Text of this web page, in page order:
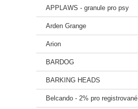
APPLAWS - granule pro psy
Arden Grange
Arion
BARDOG
BARKING HEADS
Belcando - 2% pro registrované